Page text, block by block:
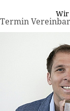
Wir
Termin